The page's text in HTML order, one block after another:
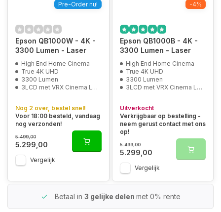
Pre-Order nu!
Epson QB1000W - 4K -
3300 Lumen - Laser
High End Home Cinema
True 4K UHD
3300 Lumen
3LCD met VRX Cinema Lens
Nog 2 over, bestel snel!
Voor 18:00 besteld, vandaag
nog verzonden!
5.499,00
5.299,00
Vergelijk
-4%
Epson QB1000B - 4K -
3300 Lumen - Laser
High End Home Cinema
True 4K UHD
3300 Lumen
3LCD met VRX Cinema Lens
Uitverkocht
Verkrijgbaar op bestelling -
neem gerust contact met ons
op!
5.499,00
5.299,00
Vergelijk
Betaal in 3 gelijke delen met 0% rente